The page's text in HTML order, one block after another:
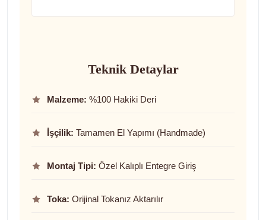
Teknik Detaylar
Malzeme: %100 Hakiki Deri
İşçilik: Tamamen El Yapımı (Handmade)
Montaj Tipi: Özel Kalıplı Entegre Giriş
Toka: Orijinal Tokanız Aktarılır